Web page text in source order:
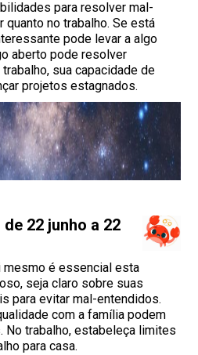
para resolver mal-
quanto no trabalho. Se está
pode levar a algo
aberto pode resolver
sua capacidade de
projetos estagnados.
22 junho a 22
mesmo é essencial esta
seja claro sobre suas
para evitar mal-entendidos.
com a família podem
No trabalho, estabeleça limites
para casa.